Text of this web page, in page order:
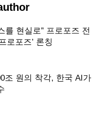
를 현실로” 프로포즈 전
로포즈’ 론칭
조 원의 착각, 한국 AI가